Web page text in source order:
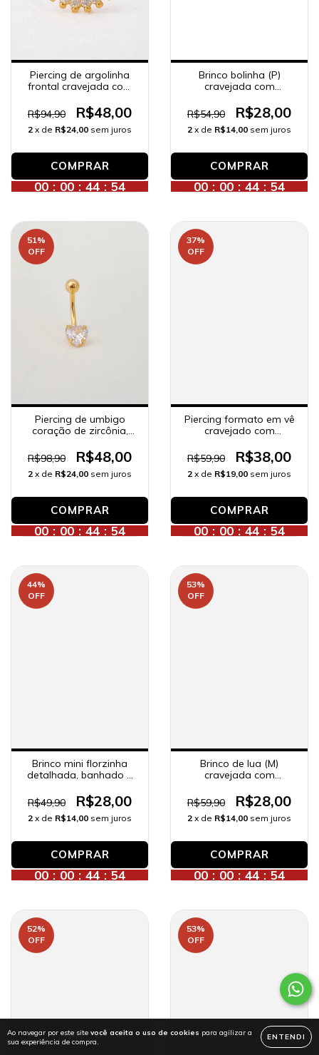
Ao navegar por este site você aceita o uso de cookies para agilizar a
sua experiência de compra.
ENTENDI
Piercing de argolinha
frontal cravejada com
banhado a ouro 18K.
R$94,90 R$48,00
2 x de R$24,00 sem juros
00 : 00 : 44 : 52
Brinco bolinha (P)
cravejada com
ouro 18K.
R$54,90 R$28,00
2 x de R$14,00 sem juros
00 : 00 : 44 : 52
51%
OFF
Piercing de umbigo
coração de zircônia,
R$98,90
R$48,00
2 x de R$24,00 sem juros
00 : 00 : 44 : 52
37%
OFF
Piercing formato em vê
cravejado com
ouro 18K.
R$59,90 R$38,00
2 x de R$19,00 sem juros
00 : 00 : 44 : 52
44%
OFF
Brinco mini florzinha
detalhada, banhado a
R$49,90
R$28,00
2 x de R$14,00 sem juros
00 : 00 : 44 : 52
53%
OFF
Brinco de lua (M)
cravejada com
ouro 18K.
R$59,90 R$28,00
2 x de R$14,00 sem juros
00 : 00 : 44 : 52
52%
OFF
53%
OFF